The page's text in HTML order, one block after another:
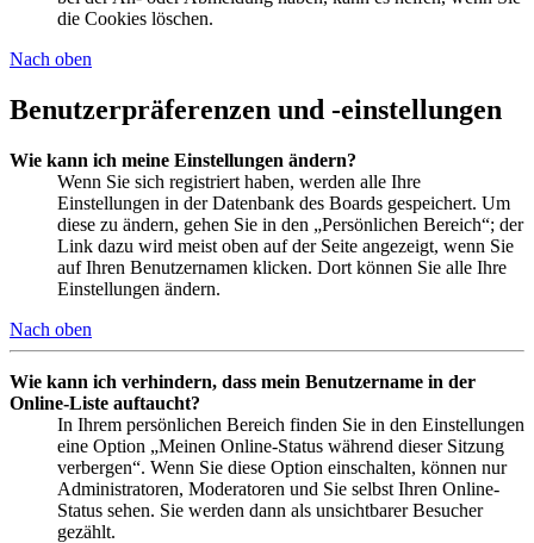
die Cookies löschen.
Nach oben
Benutzerpräferenzen und -einstellungen
Wie kann ich meine Einstellungen ändern?
Wenn Sie sich registriert haben, werden alle Ihre
Einstellungen in der Datenbank des Boards gespeichert. Um
diese zu ändern, gehen Sie in den „Persönlichen Bereich“; der
Link dazu wird meist oben auf der Seite angezeigt, wenn Sie
auf Ihren Benutzernamen klicken. Dort können Sie alle Ihre
Einstellungen ändern.
Nach oben
Wie kann ich verhindern, dass mein Benutzername in der
Online-Liste auftaucht?
In Ihrem persönlichen Bereich finden Sie in den Einstellungen
eine Option „Meinen Online-Status während dieser Sitzung
verbergen“. Wenn Sie diese Option einschalten, können nur
Administratoren, Moderatoren und Sie selbst Ihren Online-
Status sehen. Sie werden dann als unsichtbarer Besucher
gezählt.